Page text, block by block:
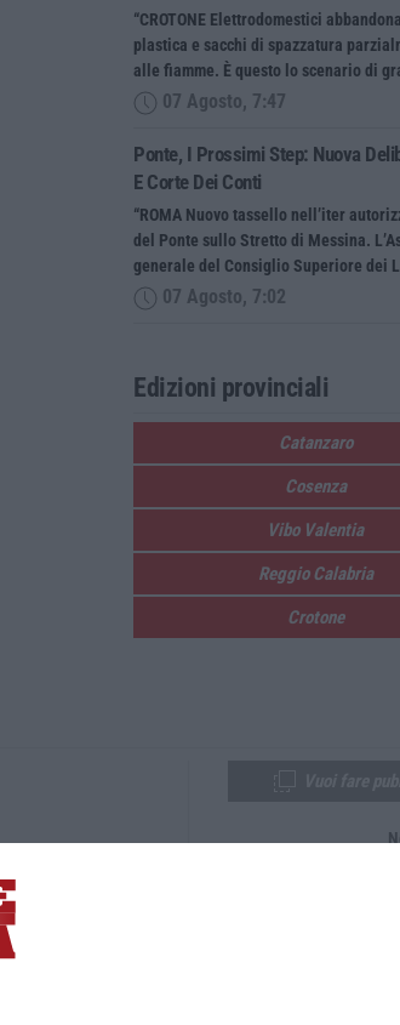
“CROTONE Elettrodomestici
plastica e sacchi di spazzatura
alle fiamme. È questo lo scenario di
07 Agosto, 7:47
Ponte, I Prossimi Step: Nuova
E Corte Dei Conti
“ROMA Nuovo tassello nell’iter
del Ponte sullo Stretto di Messina.
generale del Consiglio Superiore dei
07 Agosto, 7:02
Edizioni provinciali
Catanzaro
Cosenza
Vibo Valentia
Reggio Calabria
Crotone